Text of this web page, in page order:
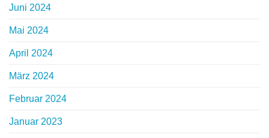
Juni 2024
Mai 2024
April 2024
März 2024
Februar 2024
Januar 2023